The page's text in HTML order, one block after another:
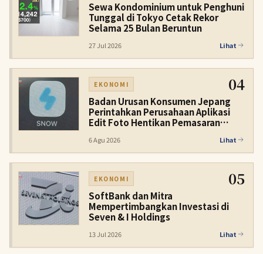
Sewa Kondominium untuk Penghuni
Tunggal di Tokyo Cetak Rekor
Selama 25 Bulan Beruntun
27 Jul 2026 Lihat
EKONOMI 04
Badan Urusan Konsumen Jepang
Perintahkan Perusahaan Aplikasi
Edit Foto Hentikan Pemasaran
6 Agu 2026 Lihat
EKONOMI 05
SoftBank dan Mitra
Mempertimbangkan Investasi di
Seven & I Holdings
13 Jul 2026 Lihat